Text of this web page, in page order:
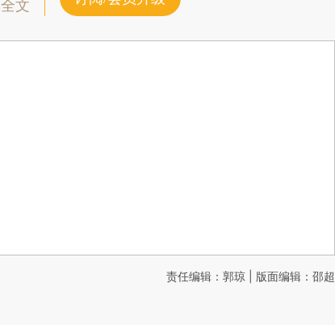
文
责任编辑：郭琼 | 版面编辑：邵超